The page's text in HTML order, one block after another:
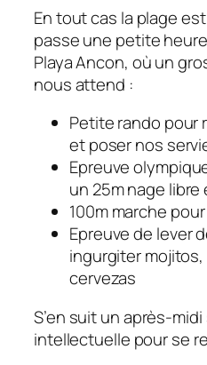
En tout cas la plage
passe une petite
Playa Ancon, où un
nous attend :
Petite rando pour
et poser nos
Epreuve
un 25m nage libre
100m marche
Epreuve de lever
ingurgiter
cervezas
S’en suit un après-
intellectuelle pour se